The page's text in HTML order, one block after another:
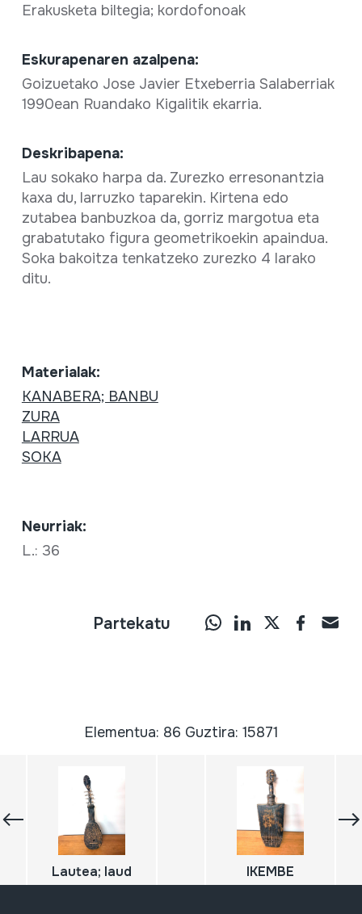
Erakusketa biltegia; kordofonoak
Eskurapenaren azalpena:
Goizuetako Jose Javier Etxeberria Salaberriak
1990ean Ruandako Kigalitik ekarria.
Deskribapena:
Lau sokako harpa da. Zurezko erresonantzia
kaxa du, larruzko taparekin. Kirtena edo
zutabea banbuzkoa da, gorriz margotua eta
grabatutako figura geometrikoekin apaindua.
Soka bakoitza tenkatzeko zurezko 4 larako
ditu.
Materialak:
KANABERA; BANBU
ZURA
LARRUA
SOKA
Neurriak:
L.: 36
Partekatu
Elementua: 86 Guztira: 15871
Lautea; laud IKEMBE